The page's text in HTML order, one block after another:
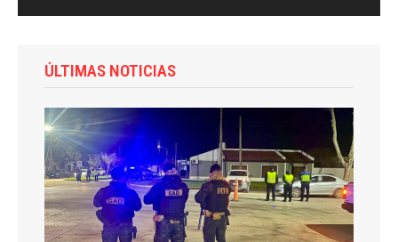
ÚLTIMAS NOTICIAS